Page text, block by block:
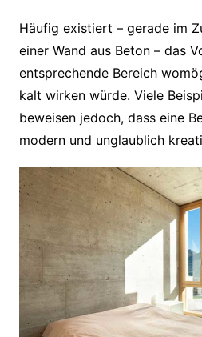
Häufig existiert – gerade im
einer Wand aus Beton – das
entsprechende Bereich
kalt wirken würde. Viele
beweisen jedoch, dass eine
modern und unglaublich